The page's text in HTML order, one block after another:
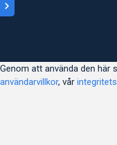
Genom att använda den här
användarvillkor, vår